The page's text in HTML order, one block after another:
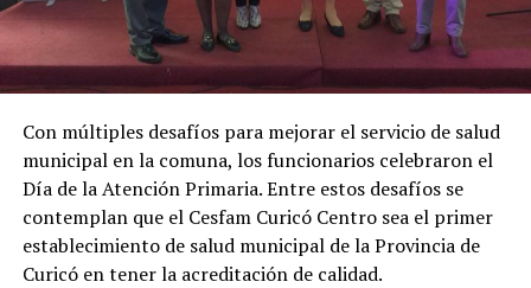
Con múltiples desafíos para mejorar el servicio de salud
municipal en la comuna, los funcionarios celebraron el
Día de la Atención Primaria. Entre estos desafíos se
contemplan que el Cesfam Curicó Centro sea el primer
establecimiento de salud municipal de la Provincia de
Curicó en tener la acreditación de calidad.